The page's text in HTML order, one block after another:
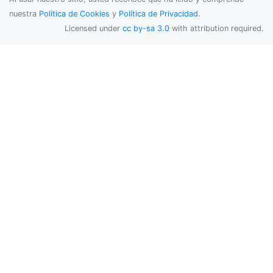
nuestra Política de Cookies y Política de Privacidad.
Licensed under cc by-sa 3.0 with attribution required.